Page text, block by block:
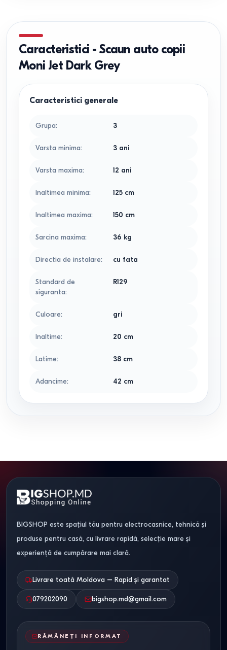
Caracteristici - Scaun auto copii
Moni Jet Dark Grey
Caracteristici generale
Grupa: 3
Varsta minima: 3 ani
Varsta maxima: 12 ani
Inaltimea minima: 125cm
Inaltimea maxima: 150 cm
Sarcina maxima: 36 kg
Directia de instalare: cu fata
Standard de
siguranta:
R129
Culoare: gri
Inaltime: 20 cm
Latime: 38cm
Adancime: 42 cm
BIGSHOP este spațiul tău pentru electrocasnice, tehnică și
produse pentru casă, cu livrare rapidă, selecție mare și
experiență de cumpărare mai clară.
Livrare toată Moldova – Rapid și garantat
079202090 bigshop.md@gmail.com
RĂMÂNEȚI INFORMAT